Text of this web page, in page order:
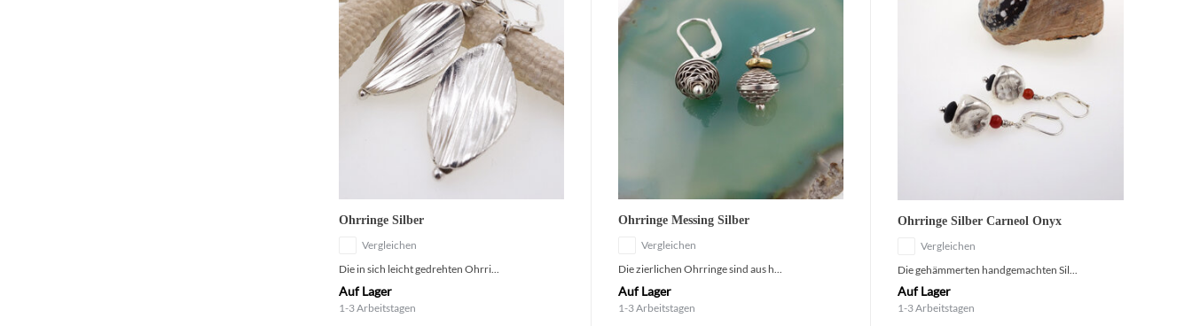
Ohrringe Silber
Vergleichen
Die in sich leicht gedrehten Ohrri...
Auf Lager
1-3 Arbeitstagen
Ohrringe Messing Silber
Vergleichen
Die zierlichen Ohrringe sind aus h...
Auf Lager
1-3 Arbeitstagen
Ohrringe Silber Carneol Onyx
Vergleichen
Die gehämmerten handgemachten Sil...
Auf Lager
1-3 Arbeitstagen